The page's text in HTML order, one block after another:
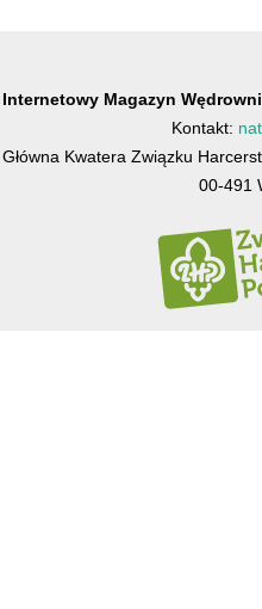
Internetowy Magazyn
Kontakt:
Główna Kwatera Związku
00-491